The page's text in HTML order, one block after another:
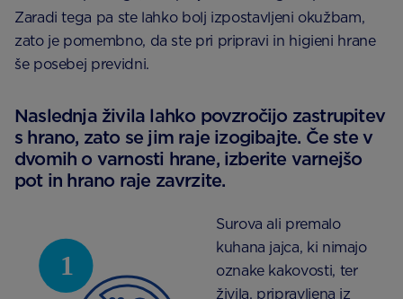
Zaradi tega pa ste lahko bolj izpostavljeni okužbam,
zato je pomembno, da ste pri pripravi in higieni hrane
še posebej previdni.
Naslednja živila lahko povzročijo zastrupitev
s hrano, zato se jim raje izogibajte. Če ste v
dvomih o varnosti hrane, izberite varnejšo
pot in hrano raje zavrzite.
Surova ali premalo
kuhana jajca, ki nimajo
oznake kakovosti, ter
živila, pripravljena iz